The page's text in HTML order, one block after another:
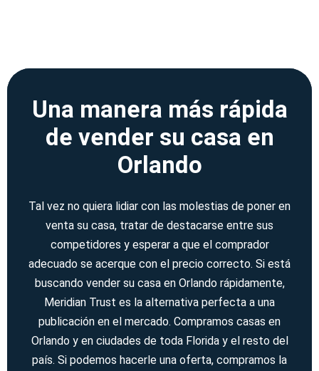
Una manera más rápida
de vender su casa en
Orlando
Tal vez no quiera lidiar con las molestias de poner en
venta su casa, tratar de destacarse entre sus
competidores y esperar a que el comprador
adecuado se acerque con el precio correcto. Si está
buscando vender su casa en Orlando rápidamente,
Meridian Trust es la alternativa perfecta a una
publicación en el mercado. Compramos casas en
Orlando y en ciudades de toda Florida y el resto del
país. Si podemos hacerle una oferta, compramos la